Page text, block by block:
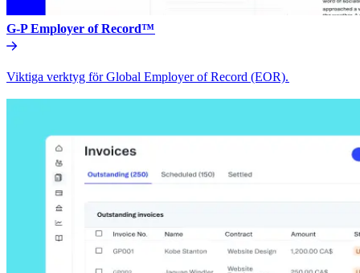
G-P Employer of Record™​​
Viktiga verktyg för Global Employer of Record (EOR).​​